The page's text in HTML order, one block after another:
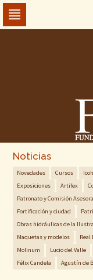
Skip
The
Noticias
Novedades Cursos
Exposiciones
Artifex
Patronato y Comisión Asesora
Fortificación y ciudad
Obras hidráulicas de la
Maquetas y modelos
Real
Molinum
Lucio del Valle
Félix Candela
Agustín de